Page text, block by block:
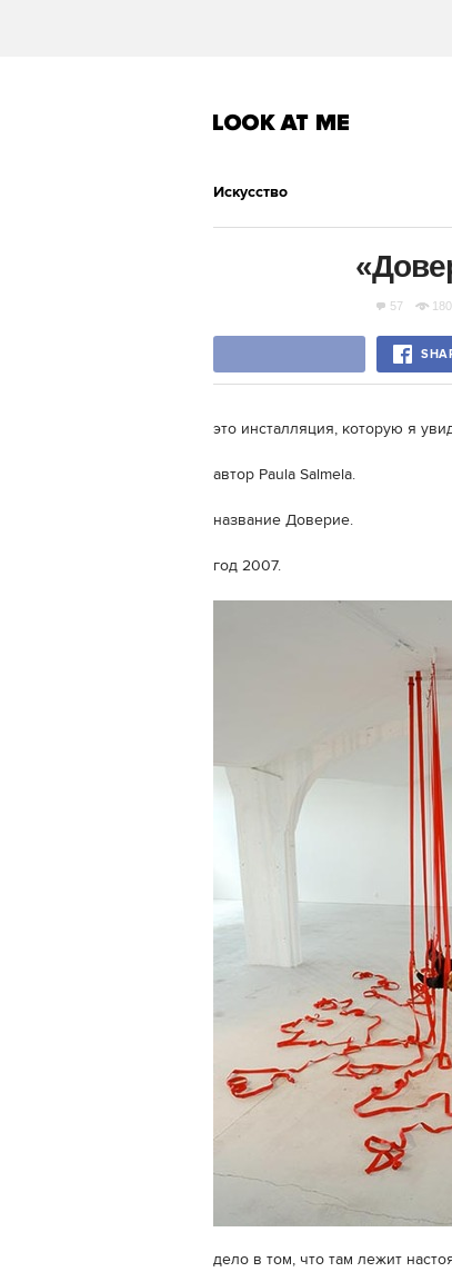
Искусство
57
это инсталляция, которую я
автор Paula Salmela.
название Доверие.
год 2007.
дело в том, что там лежит